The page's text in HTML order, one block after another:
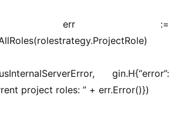
err :=
gin.H{“error”:
project roles: ” + err.Error()})